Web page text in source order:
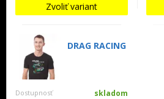
Zvoliť variant
DRAG RACING
Dostupnosť skladom